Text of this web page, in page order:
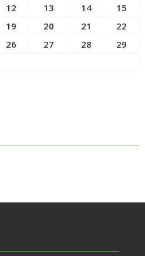
12 13 14
15
19 20 21
22
26 27 28
29